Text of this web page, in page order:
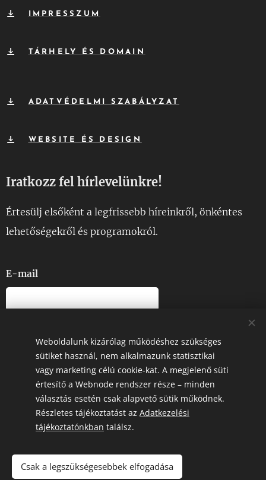
IMPRESSZUM
TÁRHELY ÉS DOMAIN
ADATVÉDELMI SZABÁLYZAT
WEBSITE ÉS DESIGN
Iratkozz fel hírlevelünkre!
Értesülj elsőként a legfrissebb híreinkről, önkéntes
lehetőségekről és programokról.
E-mail
Adatvédelmi
KÜLDÉS
Sütik
Weboldalunk kizárólag működéshez szükséges
sütiket használ, nem alkalmazunk statisztikai
vagy marketing célú cookie-kat. A megjelenő süti
értesítő a Webnode rendszer része – minden
választás esetén csak alapvető sütik működnek.
Részletes tájékoztatást az Adatkezelési
tájékoztatónkban találsz.
Csak a legszükségesebbek elfogadása